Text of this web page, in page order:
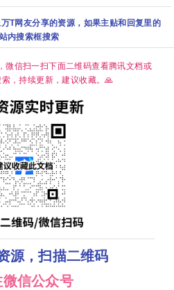
12集 已完结】
【内置中文字
幕】（1.2G/集
列】夸克
嵌简繁英字幕
【单集7GB左
右】
附逆爱花
【132G】
T网友分享的资源，如果主贴和回复里的
内搜索框搜索
微信扫一扫下面二维码查看腾讯文档或
索，持续更新，建议收藏。🙏
源，扫描二维码
微信公众号